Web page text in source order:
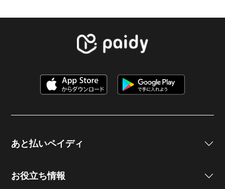
あと払いペイディ
お役立ち情報